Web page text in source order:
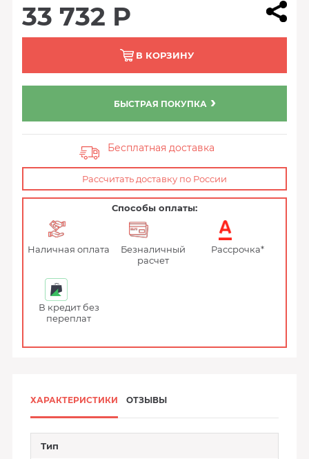
33 732 Р
В КОРЗИНУ
БЫСТРАЯ ПОКУПКА
Бесплатная доставка
Рассчитать доставку по России
Способы оплаты:
Наличная оплата
Безналичный
расчет
Рассрочка*
В кредит без
переплат
ХАРАКТЕРИСТИКИ ОТЗЫВЫ
Тип